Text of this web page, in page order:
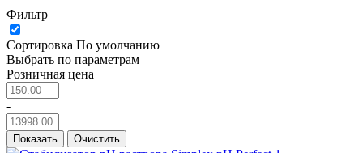
Фильтр
Сортировка По умолчанию
Выбрать по параметрам
Розничная цена
-
Показать Очистить